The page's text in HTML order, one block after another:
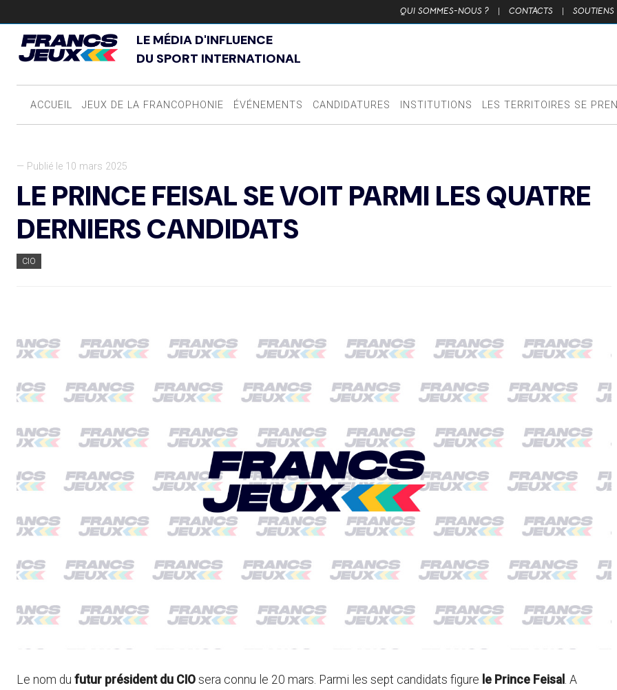
QUI SOMMES-NOUS ? | CONTACTS | SOUTIENS
LE MÉDIA D'INFLUENCE
DU SPORT INTERNATIONAL
ACCUEIL JEUX DE LA FRANCOPHONIE ÉVÉNEMENTS CANDIDATURES INSTITUTIONS LES TERRITOIRES SE
— Publié le 10 mars 2025
LE PRINCE FEISAL SE VOIT PARMI LES QUATRE
DERNIERS CANDIDATS
CIO
Le nom du futur président du CIO sera connu le 20 mars. Parmi les sept candidats figure le Prince Feisal . A